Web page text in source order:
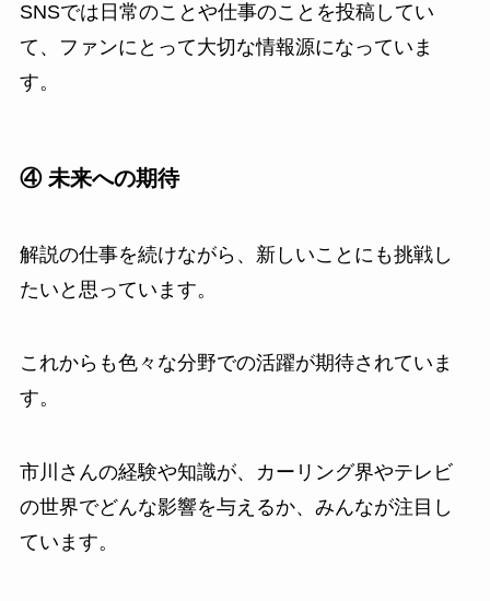
SNSでは日常のことや仕事のことを投稿してい
て、ファンにとって大切な情報源になっていま
す。
④ 未来への期待
解説の仕事を続けながら、新しいことにも挑戦し
たいと思っています。
これからも色々な分野での活躍が期待されていま
す。
市川さんの経験や知識が、カーリング界やテレビ
の世界でどんな影響を与えるか、みんなが注目し
ています。